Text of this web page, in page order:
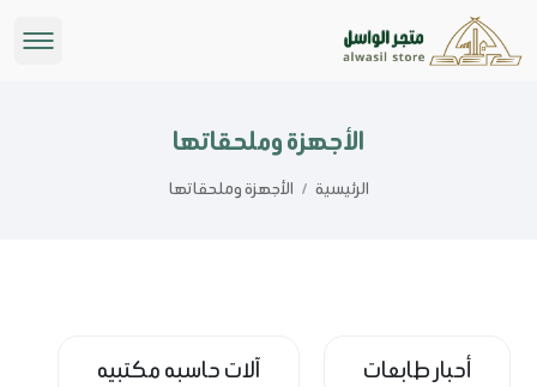
الأجهزة وملحقاتها
الرئيسية / الأجهزة وملحقاتها
أحبار طابعات آلات حاسبه مكتبيه